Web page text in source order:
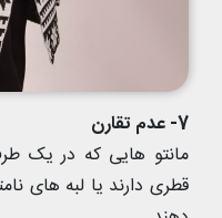
7- عدم تقارن
مانتو هایی که در یک
قطری دارند یا لبه های